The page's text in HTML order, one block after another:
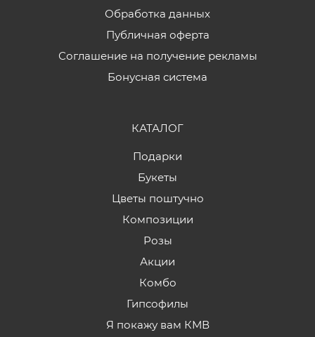
Обработка данных
Публичная оферта
Соглашение на получение рекламы
Бонусная система
КАТАЛОГ
Подарки
Букеты
Цветы поштучно
Композиции
Розы
Акции
Комбо
Гипсофилы
Я покажу вам КМВ